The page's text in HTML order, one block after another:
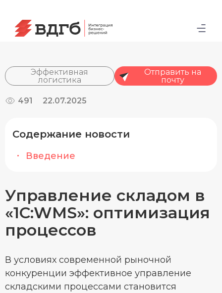
Содержание новости
Введение
Эффективная
логистика
Отправить на
почту
491 22.07.2025
Управление складом в
«1С:WMS»: оптимизация
процессов
В условиях современной рыночной
конкуренции эффективное управление
складскими процессами становится